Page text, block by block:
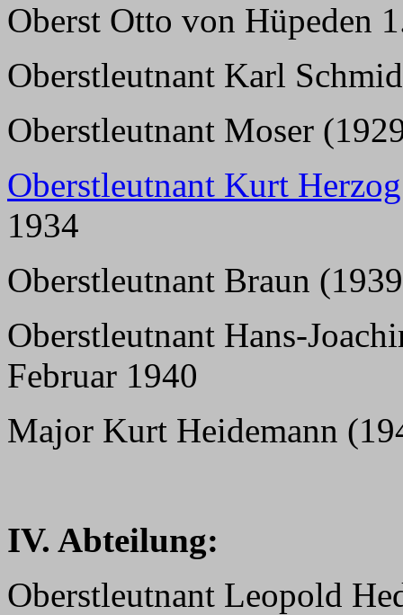
Oberst Otto von Hüpeden
Oberstleutnant Karl
Oberstleutnant Moser
Oberstleutnant Kurt Herzog
1934
Oberstleutnant Braun
Oberstleutnant Hans-
Februar 1940
Major Kurt Heidemann
IV. Abteilung:
Oberstleutnant Leopold